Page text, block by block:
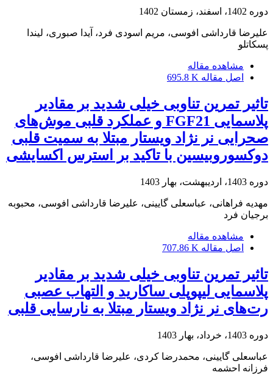
دوره 1402، اسفند، زمستان 1402
علیرضا قارداشی افوسی، مریم اسودی فرد، آیدا صبوری، لیندا
پسکاتلو
مشاهده مقاله
اصل مقاله 695.8 K
تاثیر تمرین تناوبی خیلی شدید بر مقادیر
پلاسمایی FGF21 و عملکرد قلبی موش‌های
صحرایی نر نژاد ویستار مبتلا به سمیت قلبی
دوکسوروبیسین با تاکید بر استرس اکسایشی
دوره 1403، اردیبهشت، بهار 1403
مهدیه فراهانی، عباسعلی گایینی، علیرضا قارداشی افوسی، محبوبه
برجیان فرد
مشاهده مقاله
اصل مقاله 707.86 K
تاثیر تمرین تناوبی خیلی شدید بر مقادیر
پلاسمایی لیپوپلی ساکارید و التهاب عصبی
رت‌های نر نژاد ویستار مبتلا به نارسایی قلبی
دوره 1403، خرداد، بهار 1403
عباسعلی گایینی، محمدرضا کردی، علیرضا قارداشی افوسی،
فرزانه احشمه